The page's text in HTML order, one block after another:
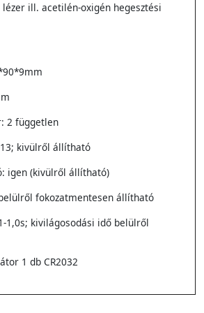
ill. acetilén-oxigén hegesztési
2 független
kivülről állítható
igen (kivülről állítható)
fokozatmentesen állítható
1,0s; kivilágosodási idő belülről
1 db CR2032